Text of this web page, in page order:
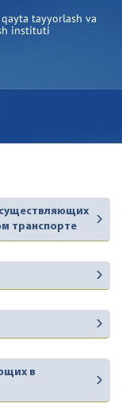
tayyorlash va
instituti
транспорте
в